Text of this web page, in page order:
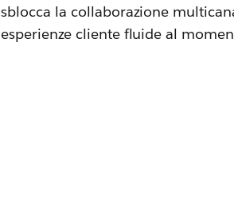
sblocca la collaborazione
esperienze cliente fluide al